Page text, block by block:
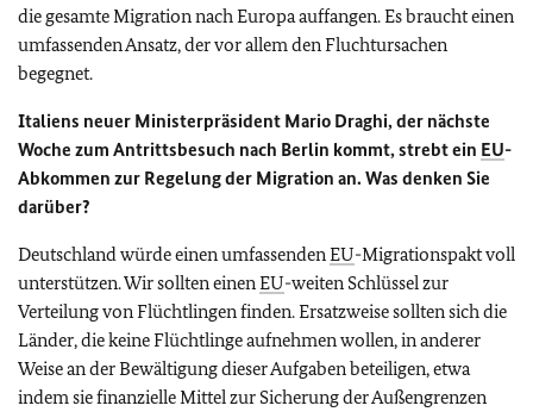
die gesamte Migration nach Europa auffangen. Es braucht einen
umfassenden Ansatz, der vor allem den Fluchtursachen
begegnet.
Italiens neuer Ministerpräsident Mario Draghi, der nächste
Woche zum Antrittsbesuch nach Berlin kommt, strebt ein EU-
Abkommen zur Regelung der Migration an. Was denken Sie
darüber?
Deutschland würde einen umfassendenEU-Migrationspakt voll
unterstützen. Wir sollten einenEU-weiten Schlüssel zur
Verteilung von Flüchtlingen finden. Ersatzweise sollten sich die
Länder, die keine Flüchtlinge aufnehmen wollen, in anderer
Weise an der Bewältigung dieser Aufgaben beteiligen, etwa
indem sie finanzielle Mittel zur Sicherung der Außengrenzen